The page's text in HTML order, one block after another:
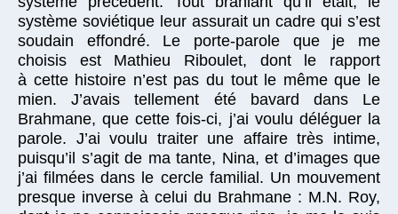
système soviétique leur assurait un cadre qui s’est
soudain effondré. Le porte-parole que je me
choisis est Mathieu Riboulet, dont le rapport
à cette histoire n’est pas du tout le même que le
mien. J’avais tellement été bavard dans Le
Brahmane, que cette fois-ci, j’ai voulu déléguer la
parole. J’ai voulu traiter une affaire très intime,
puisqu’il s’agit de ma tante, Nina, et d’images que
j’ai filmées dans le cercle familial. Un mouvement
presque inverse à celui du Brahmane : M.N. Roy,